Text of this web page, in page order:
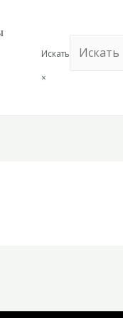
Искать
×